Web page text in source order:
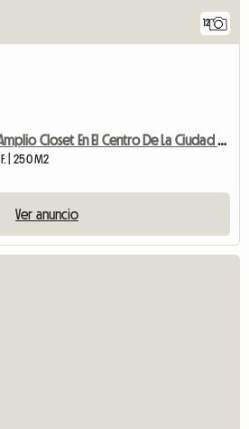
12
Habitación Con Amplio Closet En El Centro De La Ciudad De México
| 250 M2
Ver anuncio